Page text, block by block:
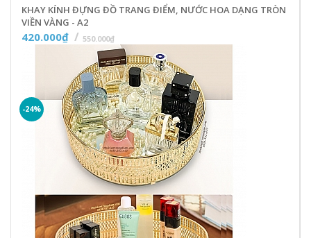
-24%
KHAY KÍNH ĐỰNG ĐỒ TRANG ĐIỂM, NƯỚC HOA DẠNG TRÒN
VIỀN VÀNG - A2
420.000₫ 550.000₫